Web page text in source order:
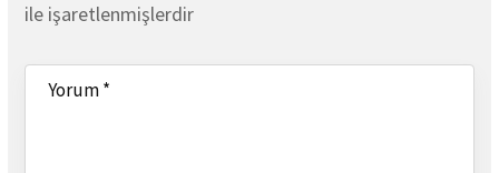
ile işaretlenmişlerdir